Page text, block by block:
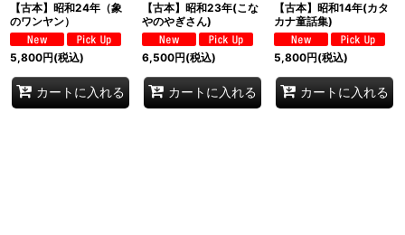
【古本】昭和24年（象
のワンヤン）
5,800円(税込)
カートに入れる
【古本】昭和23年(こな
やのやぎさん)
6,500円(税込)
カートに入れる
【古本】昭和14年(カタ
カナ童話集)
5,800円(税込)
カートに入れる